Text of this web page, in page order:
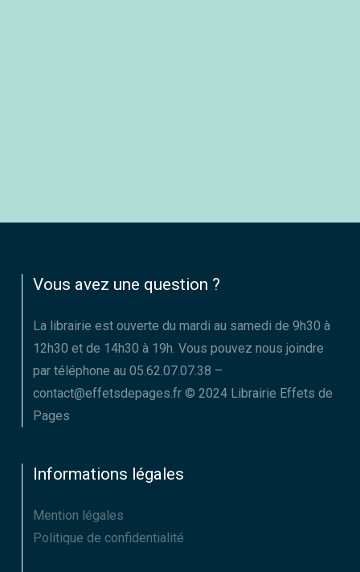
Vous avez une question ?
La librairie est ouverte du mardi au samedi de 9h30 à
12h30 et de 14h30 à 19h. Vous pouvez nous joindre
par téléphone au 05.62.07.07.38 –
contact@effetsdepages.fr © 2024 Librairie Effets de
Pages
Informations légales
Mention légales
Politique de confidentialité